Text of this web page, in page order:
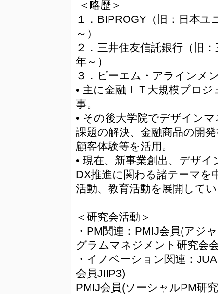
＜略歴＞
１．BIPROGY（旧：日本ユ
～）
２．三井住友信託銀行（旧
年～）
３．ピーエム・アラインメ
• 主に金融ＩＴ大規模プロ
事。
• その後大学院でデザイン
課題の解決、金融商品の開
顧客体験等を活用。
• 現在、新事業創出、デザ
DX推進に関わる諸テーマを
活動、教育活動を展開して
＜研究会活動＞
・PM関連：PMIJ会員(アジ
グラムマネジメント研究会
・イノベーション関連：
会員JIIP3)
PMIJ会員(ソーシャルPM研